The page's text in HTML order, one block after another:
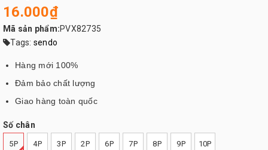
16.000₫
Mã sản phẩm:PVX82735
Tags: sendo
Hàng mới 100%
Đảm bảo chất lượng
Giao hàng toàn quốc
Số chân
5P 4P 3P 2P 6P 7P 8P 9P 10P